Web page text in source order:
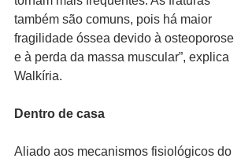
também são comuns, pois há maior
fragilidade óssea devido à osteoporose
e à perda da massa muscular”, explica
Walkíria.
Dentro de casa
Aliado aos mecanismos fisiológicos do